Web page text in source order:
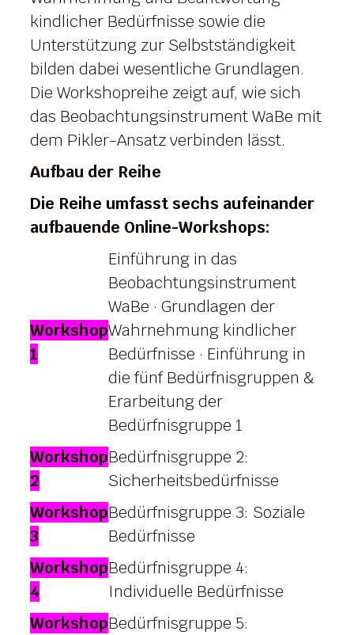
kindlicher Bedürfnisse sowie die
Unterstützung zur Selbstständigkeit
bilden dabei wesentliche Grundlagen.
Die Workshopreihe zeigt auf, wie sich
das Beobachtungsinstrument WaBe mit
dem Pikler-Ansatz verbinden lässt.
Aufbau der Reihe
Die Reihe umfasst sechs aufeinander
aufbauende Online-Workshops:
Workshop
1
Einführung in das
Beobachtungsinstrument
WaBe · Grundlagen der
Wahrnehmung kindlicher
Bedürfnisse · Einführung in
die fünf Bedürfnisgruppen &
Erarbeitung der
Bedürfnisgruppe 1
Workshop
2
Bedürfnisgruppe 2:
Sicherheitsbedürfnisse
Workshop
3
Bedürfnisgruppe 3: Soziale
Bedürfnisse
Workshop
4
Bedürfnisgruppe 4:
Individuelle Bedürfnisse
WorkshopBedürfnisgruppe 5: